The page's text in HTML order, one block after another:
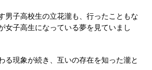
男子高校生の立花瀧も、行ったこともな
女子高生になっている夢を見ていまし
る現象が続き、互いの存在を知った瀧と